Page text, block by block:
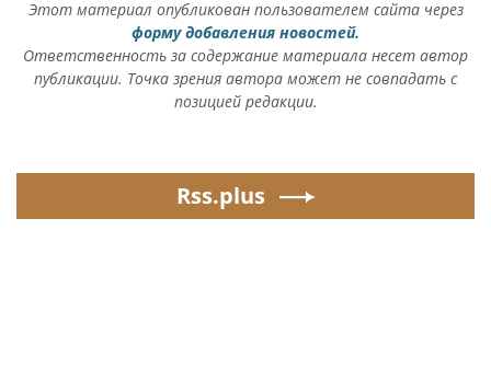
Этот материал опубликован пользователем сайта через
форму добавления новостей.
Ответственность за содержание материала несет автор
публикации. Точка зрения автора может не совпадать с
позицией редакции.
Rss.plus